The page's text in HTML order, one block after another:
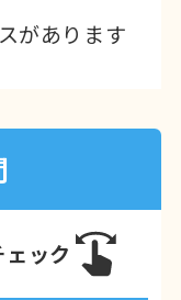
たします
月末まで
ンを実施
があります
ック